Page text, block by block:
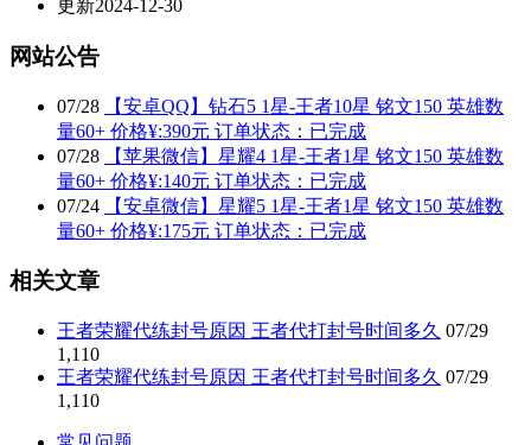
更新2024-12-30
网站公告
07/28
【安卓QQ】钻石5 1星-王者10星 铭文150 英雄数
量60+ 价格¥:390元 订单状态：已完成
07/28
【苹果微信】星耀4 1星-王者1星 铭文150 英雄数
量60+ 价格¥:140元 订单状态：已完成
07/24
【安卓微信】星耀5 1星-王者1星 铭文150 英雄数
量60+ 价格¥:175元 订单状态：已完成
相关文章
王者荣耀代练封号原因 王者代打封号时间多久 07/29
1,110
王者荣耀代练封号原因 王者代打封号时间多久 07/29
1,110